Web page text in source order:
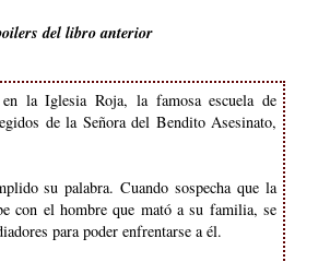
del libro anterior
la Iglesia Roja, la famosa escuela de
de la Señora del Bendito Asesinato,
su palabra. Cuando sospecha que la
con el hombre que mató a su familia, se
para poder enfrentarse a él.